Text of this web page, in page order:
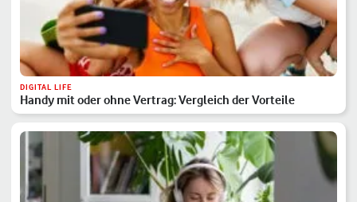
DIGITAL LIFE
Handy mit oder ohne Vertrag: Vergleich der Vorteile